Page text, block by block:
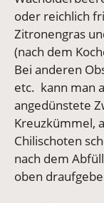
oder reichlich
Zitronengras
(nach dem
Bei anderen
etc. kann man
angedünstete
Kreuzkümmel,
Chilischoten
nach dem
oben